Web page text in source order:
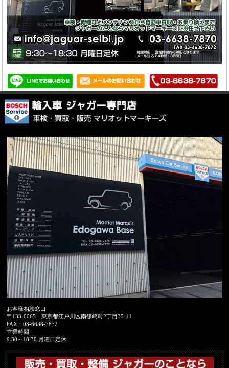
お客様相談窓口
〒133-0065
東京都江戸川区南篠崎町2丁目35-11
FAX：03-6638-7872
営業時間
9:30～18:30 月曜日定休